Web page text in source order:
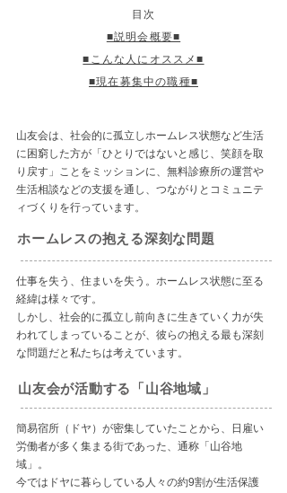
目次
■説明会概要■
■こんな人にオススメ■
■現在募集中の職種■
山友会は、社会的に孤立しホームレス状態など生活
に困窮した方が「ひとりではないと感じ、笑顔を取
り戻す」ことをミッションに、無料診療所の運営や
生活相談などの支援を通し、つながりとコミュニテ
ィづくりを行っています。
ホームレスの抱える深刻な問題
仕事を失う、住まいを失う。ホームレス状態に至る
経緯は様々です。
しかし、社会的に孤立し前向きに生きていく力が失
われてしまっていることが、彼らの抱える最も深刻
な問題だと私たちは考えています。
山友会が活動する「山谷地域」
簡易宿所（ドヤ）が密集していたことから、日雇い
労働者が多く集まる街であった、通称「山谷地
域」。
今ではドヤに暮らしている人々の約9割が生活保護